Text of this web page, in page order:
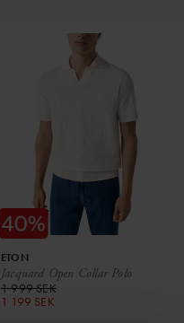
Jacquard Open Collar Polo
ETON
1 999 SEK
1 199 SEK